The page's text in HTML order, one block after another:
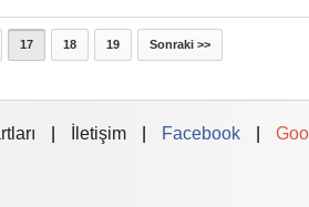
17 18 19 Sonraki >>
İletişim Facebook